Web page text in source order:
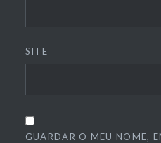
SITE
GUARDAR O MEU NOME,